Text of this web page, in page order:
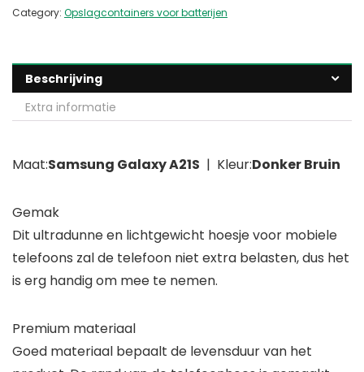
Category: Opslagcontainers voor batterijen
Beschrijving
Extra informatie
Maat:Samsung Galaxy A21S | Kleur:Donker Bruin
Gemak
Dit ultradunne en lichtgewicht hoesje voor mobiele
telefoons zal de telefoon niet extra belasten, dus het
is erg handig om mee te nemen.
Premium materiaal
Goed materiaal bepaalt de levensduur van het